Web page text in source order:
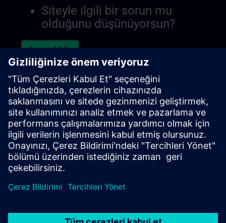
Siteyle ilgili bir sorun mu
olduğunu düşünüyorsun?
Sorunu bildir